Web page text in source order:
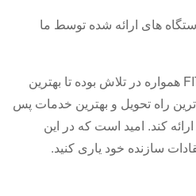
های ارائه شده توسط ما
فروشگاه ورزشی FIT SPORT همواره در تلاش بوده تا بهترین
راه تحویل و بهترین خدمات پس
کند. امید است که در این
سازنده خود یاری کنید.